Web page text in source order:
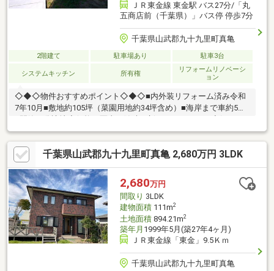
ＪＲ東金線 東金駅 バス27分/「丸
五商店前（千葉県）」バス停 停歩7分
千葉県山武郡九十九里町真亀
2階建て 駐車場あり 駐車3台
システムキッチン 所有権
リフォームリノベーシ
ョン
◇◆◇物件おすすめポイント◇◆◇■内外装リフォーム済み令和
7年10月■敷地約105坪（菜園用地約34坪含め）■海岸まで車約5分
る物件の価格変更や、物件の状況もいち早くわかって便利な『お
気に入り追加』をぜひご利用ください♪
千葉県山武郡九十九里町真亀 2,680万円 3LDK
2,680万円
間取り 3LDK
建物面積111m2
土地面積894.21m2
築年月 1999年5月(築27年4ヶ月)
ＪＲ東金線「東金」9.5Ｋｍ
千葉県山武郡九十九里町真亀